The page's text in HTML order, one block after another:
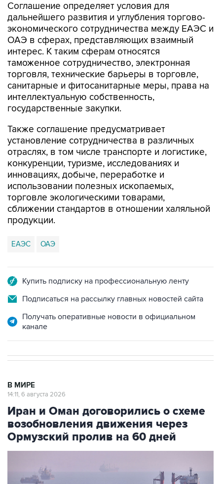
Соглашение определяет условия для
дальнейшего развития и углубления торгово-
экономического сотрудничества между ЕАЭС и
ОАЭ в сферах, представляющих взаимный
интерес. К таким сферам относятся
таможенное сотрудничество, электронная
торговля, технические барьеры в торговле,
санитарные и фитосанитарные меры, права на
интеллектуальную собственность,
государственные закупки.
Также соглашение предусматривает
установление сотрудничества в различных
отраслях, в том числе транспорте и логистике,
конкуренции, туризме, исследованиях и
инновациях, добыче, переработке и
использовании полезных ископаемых,
торговле экологическими товарами,
сближении стандартов в отношении халяльной
продукции.
ЕАЭС ОАЭ
Купить подписку на профессиональную ленту
Подписаться на рассылку главных новостей сайта
Получать оперативные новости в официальном
канале
В МИРЕ
14:11, 6 августа 2026
Иран и Оман договорились о схеме
возобновления движения через
Ормузский пролив на 60 дней